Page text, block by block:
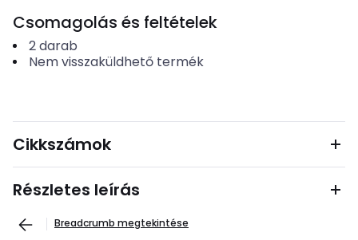
Csomagolás és feltételek
2darab
Nem visszaküldhető termék
Cikkszámok
Részletes leírás
Breadcrumb megtekintése